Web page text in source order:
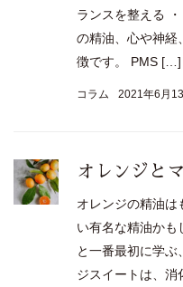
ランスを整える
の精油、心や神経
徴です。 PMS […]
コラム 2021年6月
オレンジと
オレンジの精油は
い有名な精油かも
と一番最初に学
ジスイートは、消